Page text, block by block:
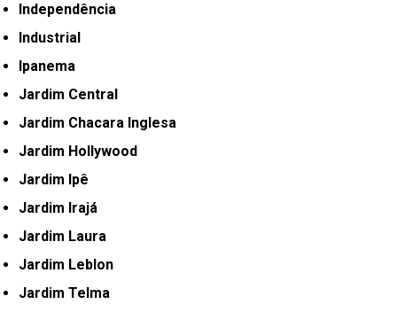
Independência
Industrial
Ipanema
Jardim Central
Jardim Chacara Inglesa
Jardim Hollywood
Jardim Ipê
Jardim Irajá
Jardim Laura
Jardim Leblon
Jardim Telma